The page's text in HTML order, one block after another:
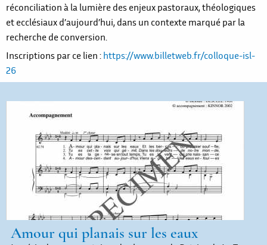
réconciliation à la lumière des enjeux pastoraux, théologiques
et ecclésiaux d’aujourd’hui, dans un contexte marqué par la
recherche de conversion.
Inscriptions par ce lien : https://www.billetweb.fr/colloque-isl-
26
Amour qui planais sur les eaux